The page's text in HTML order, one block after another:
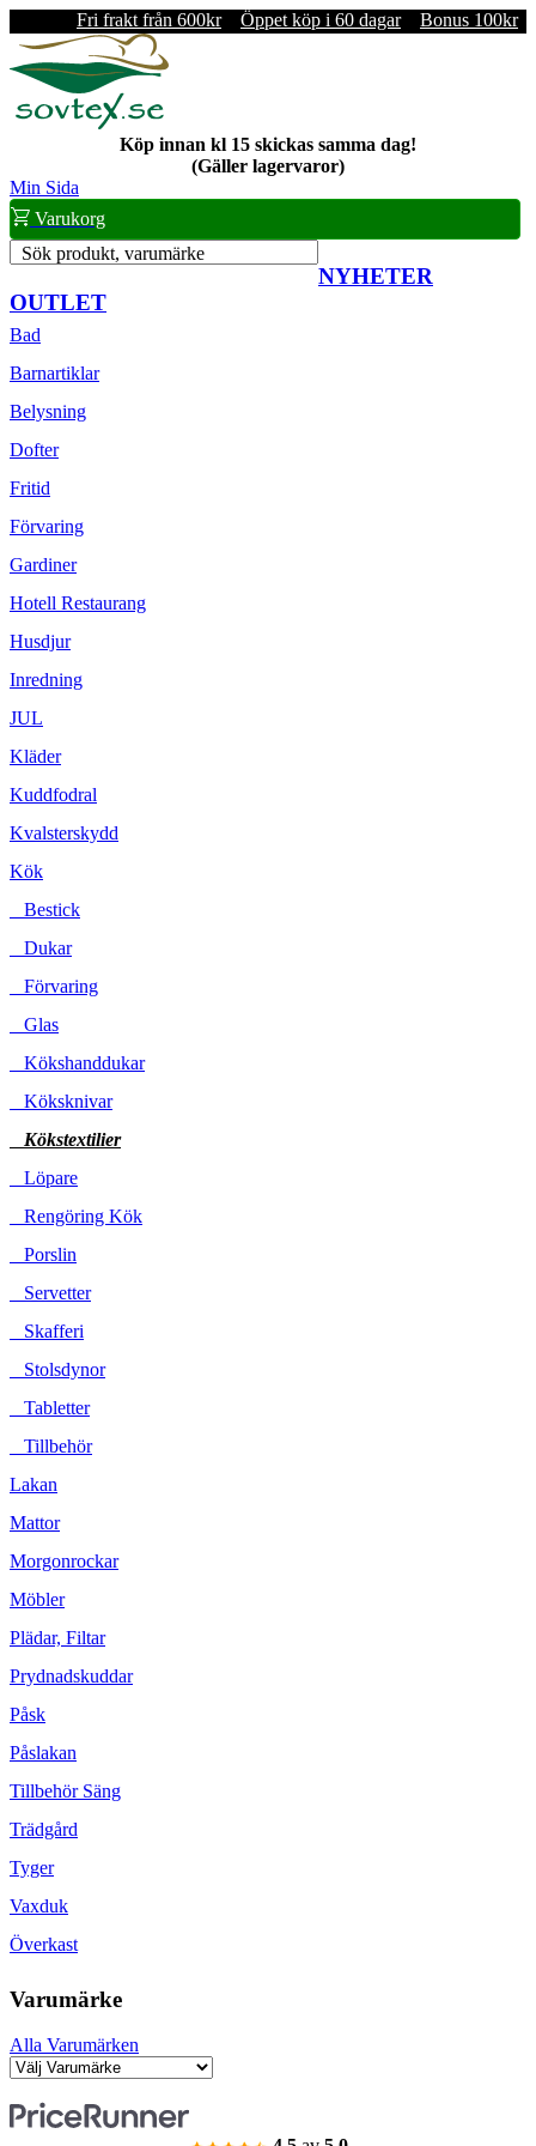
Fri frakt från 600kr Öppet köp i 60 dagar Bonus 100kr
Köp innan kl 15 skickas samma dag!
(Gäller lagervaror)
Min Sida
Varukorg
Sök produkt, varumärke
NYHETER
OUTLET
Bad
Barnartiklar
Belysning
Dofter
Fritid
Förvaring
Gardiner
Hotell Restaurang
Husdjur
Inredning
JUL
Kläder
Kuddfodral
Kvalsterskydd
Kök
Bestick
Dukar
Förvaring
Glas
Kökshanddukar
Köksknivar
Kökstextilier
Löpare
Rengöring Kök
Porslin
Servetter
Skafferi
Stolsdynor
Tabletter
Tillbehör
Lakan
Mattor
Morgonrockar
Möbler
Plädar, Filtar
Prydnadskuddar
Påsk
Påslakan
Tillbehör Säng
Trädgård
Tyger
Vaxduk
Överkast
Varumärke
Alla Varumärken